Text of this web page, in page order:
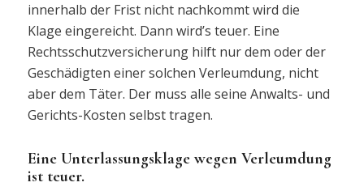
innerhalb der Frist nicht nachkommt wird die
Klage eingereicht. Dann wird’s teuer. Eine
Rechtsschutzversicherung hilft nur dem oder der
Geschädigten einer solchen Verleumdung, nicht
aber dem Täter. Der muss alle seine Anwalts- und
Gerichts-Kosten selbst tragen.
Eine Unterlassungsklage wegen Verleumdung
ist teuer.